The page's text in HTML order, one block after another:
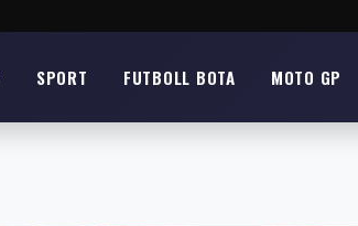
SPORT FUTBOLL BOTA MOTO GP